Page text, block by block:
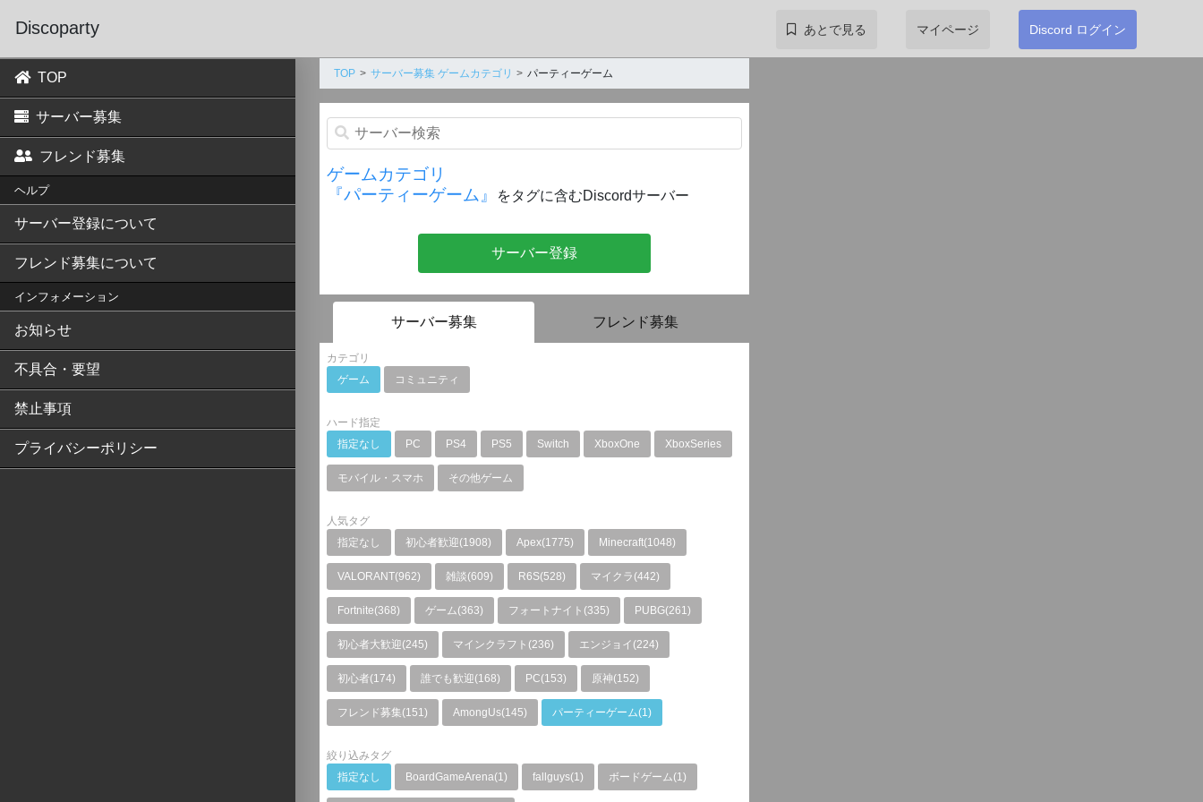
Discoparty あとで見る マイページ Discord ログイン
TOP
サーバー募集
フレンド募集
ヘルプ
サーバー登録について
フレンド募集について
インフォメーション
お知らせ
不具合・要望
禁止事項
プライバシーポリシー
TOP サーバー募集 ゲームカテゴリ パーティーゲーム
ゲームカテゴリ
『パーティーゲーム』
をタグに含むDiscordサーバー
サーバー登録
サーバー募集 フレンド募集
カテゴリ
ゲーム
コミュニティ
ハード指定
指定なし
PC PS4 PS5 Switch XboxOne XboxSeries
モバイル・スマホ その他ゲーム
人気タグ
指定なし
初心者歓迎(1908) Apex(1775) Minecraft(1048)
VALORANT(962) 雑談(609) R6S(528) マイクラ(442)
Fortnite(368) ゲーム(363) フォートナイト(335) PUBG(261)
初心者大歓迎(245) マインクラフト(236) エンジョイ(224)
初心者(174) 誰でも歓迎(168) PC(153) 原神(152)
フレンド募集(151) AmongUs(145) パーティーゲーム(1)
絞り込みタグ
指定なし
BoardGameArena(1) fallguys(1) ボードゲーム(1)